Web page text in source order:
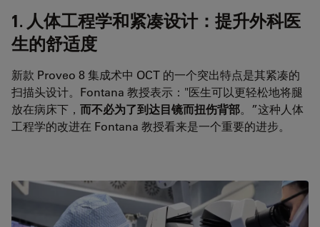
1. 人体工程学和紧凑设计：提升外科医
生的舒适度
新款 Proveo 8 集成术中 OCT 的一个突出特点是其紧凑的
扫描头设计。Fontana 教授表示："医生可以更轻松地将腿
放在病床下， 而不必为了到达目镜而扭伤背部。”这种人体
工程学的改进在 Fontana 教授看来是一个重要的进步。